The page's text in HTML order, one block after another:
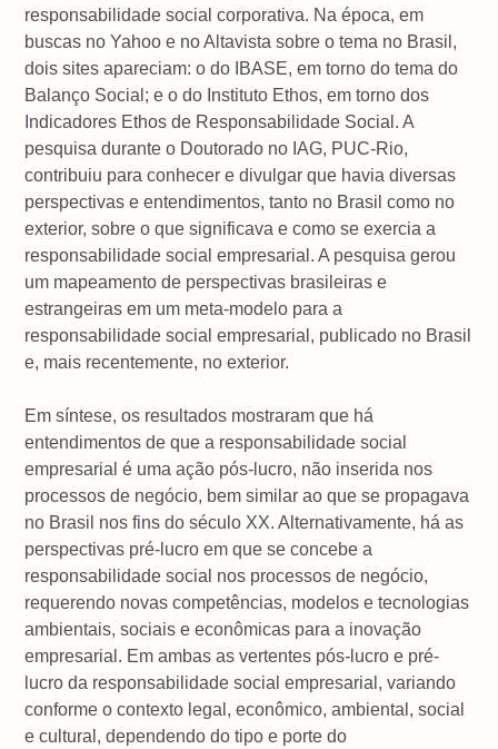
responsabilidade social corporativa. Na época, em
buscas no Yahoo e no Altavista sobre o tema no Brasil,
dois sites apareciam: o do IBASE, em torno do tema do
Balanço Social; e o do Instituto Ethos, em torno dos
Indicadores Ethos de Responsabilidade Social. A
pesquisa durante o Doutorado no IAG, PUC-Rio,
contribuiu para conhecer e divulgar que havia diversas
perspectivas e entendimentos, tanto no Brasil como no
exterior, sobre o que significava e como se exercia a
responsabilidade social empresarial. A pesquisa gerou
um mapeamento de perspectivas brasileiras e
estrangeiras em um meta-modelo para a
responsabilidade social empresarial, publicado no Brasil
e, mais recentemente, no exterior.
Em síntese, os resultados mostraram que há
entendimentos de que a responsabilidade social
empresarial é uma ação pós-lucro, não inserida nos
processos de negócio, bem similar ao que se propagava
no Brasil nos fins do século XX. Alternativamente, há as
perspectivas pré-lucro em que se concebe a
responsabilidade social nos processos de negócio,
requerendo novas competências, modelos e tecnologias
ambientais, sociais e econômicas para a inovação
empresarial. Em ambas as vertentes pós-lucro e pré-
lucro da responsabilidade social empresarial, variando
conforme o contexto legal, econômico, ambiental, social
e cultural, dependendo do tipo e porte do